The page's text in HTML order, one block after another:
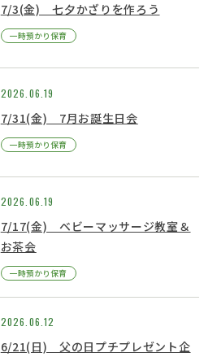
7/3(金) 七夕かざりを作ろう
一時預かり保育
2026.06.19
7/31(金) 7月お誕生日会
一時預かり保育
2026.06.19
7/17(金) ベビーマッサージ教室＆
お茶会
一時預かり保育
2026.06.12
6/21(日) 父の日プチプレゼント企